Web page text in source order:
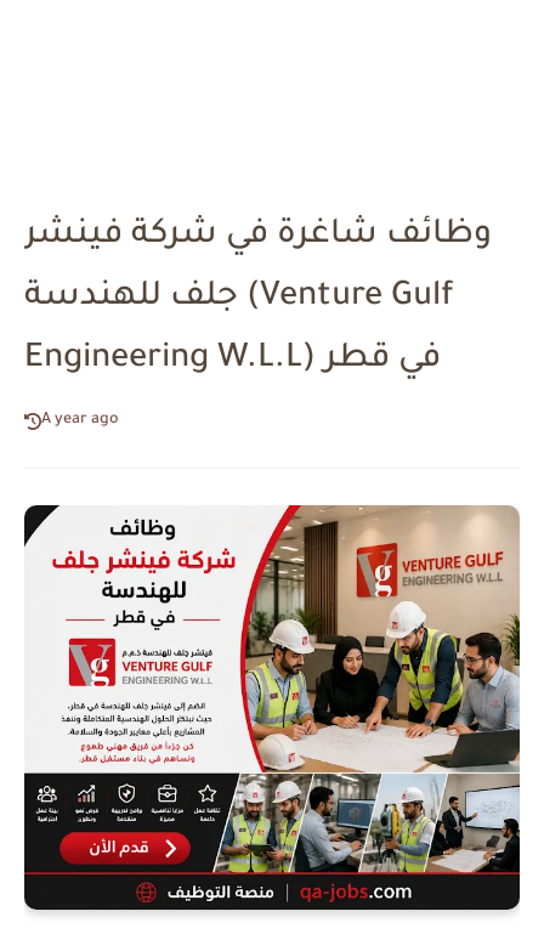
وظائف شاغرة في شركة فينشر
جلف للهندسة (Venture Gulf
Engineering W.L.L) في قطر
A year ago